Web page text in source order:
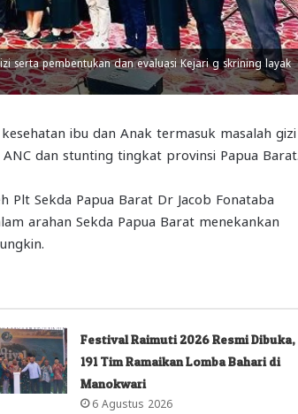
serta pembentukan dan evaluasi Kejari g skrining layak
ibu dan Anak termasuk masalah gizi
dan stunting tingkat provinsi Papua Barat.
Plt Sekda Papua Barat Dr Jacob Fonataba
arahan Sekda Papua Barat menekankan
Festival Raimuti 2026 Resmi Dibuka,
191 Tim Ramaikan Lomba Bahari di
Manokwari
6 Agustus 2026